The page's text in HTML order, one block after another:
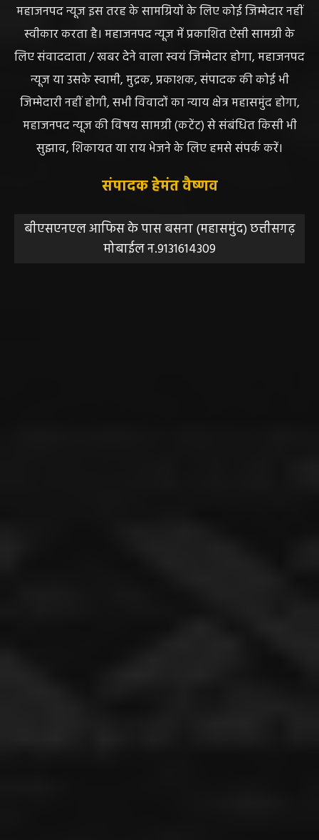
महाजनपद न्यूज इस तरह के सामग्रियों के लिए कोई जिम्मेदार नहीं
स्वीकार करता है। महाजनपद न्यूज में प्रकाशित ऐसी सामग्री के
लिए संवाददाता / खबर देने वाला स्वयं जिम्मेदार होगा, महाजनपद
न्यूज या उसके स्वामी, मुद्रक, प्रकाशक, संपादक की कोई भी
जिम्मेदारी नहीं होगी, सभी विवादों का न्याय क्षेत्र महासमुंद होगा,
महाजनपद न्यूज की विषय सामग्री (कटेंट) से संबंधित किसी भी
सुझाव, शिकायत या राय भेजने के लिए हमसे संपर्क करें।
संपादक हेमंत वैष्णव
बीएसएनएल आफिस के पास बसना (महासमुंद) छत्तीसगढ़
मोबाईल न.9131614309